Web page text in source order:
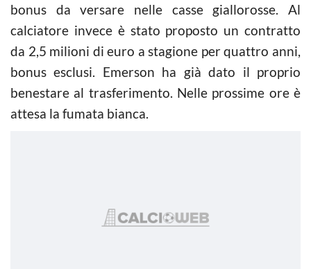
bonus da versare nelle casse giallorosse. Al
calciatore invece è stato proposto un contratto
da 2,5 milioni di euro a stagione per quattro anni,
bonus esclusi. Emerson ha già dato il proprio
benestare al trasferimento. Nelle prossime ore è
attesa la fumata bianca.